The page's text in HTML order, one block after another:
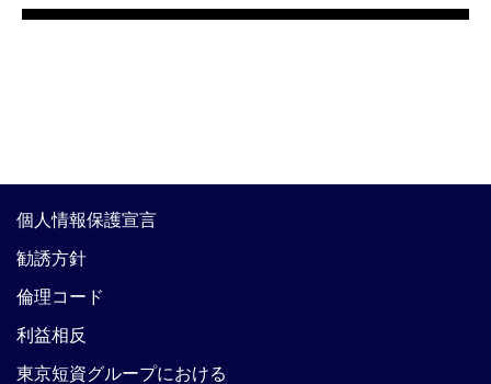
個人情報保護宣言
勧誘方針
倫理コード
利益相反
東京短資グループにおける